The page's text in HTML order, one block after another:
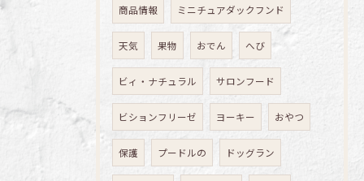
商品情報 ミニチュアダックフンド
天気 果物 おでん へび
ビィ・ナチュラル サロンフード
ビションフリーゼ ヨーキー おやつ
保護 プードルの ドッグラン